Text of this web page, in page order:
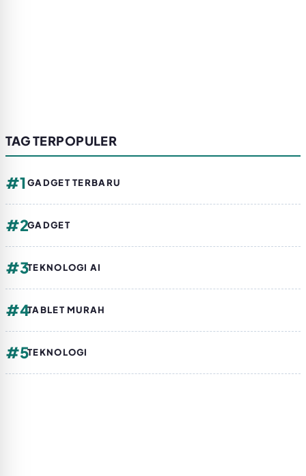
TAG TERPOPULER
#1GADGET TERBARU
#2GADGET
#3TEKNOLOGI AI
#4TABLET MURAH
#5TEKNOLOGI